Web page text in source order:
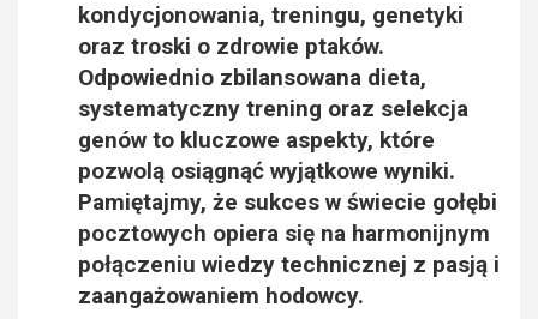
kondycjonowania, treningu, genetyki
oraz troski o zdrowie ptaków.
Odpowiednio zbilansowana dieta,
systematyczny trening oraz selekcja
genów to kluczowe aspekty, które
pozwolą osiągnąć wyjątkowe wyniki.
Pamiętajmy, że sukces w świecie gołębi
pocztowych opiera się na harmonijnym
połączeniu wiedzy technicznej z pasją i
zaangażowaniem hodowcy.